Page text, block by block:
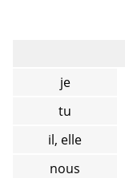
je
tu
il, elle
nous